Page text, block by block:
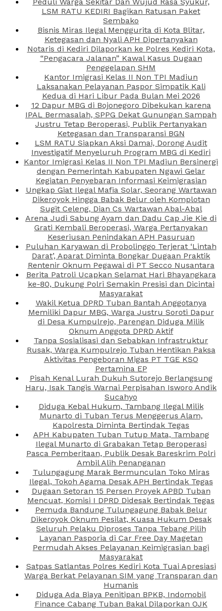
LSM RATU KEDIRI Bagikan Ratusan Paket
Sembako
Bisnis Miras Ilegal Menggurita di Kota Blitar,
Ketegasan dan Nyali APH Dipertanyakan
Notaris di Kediri Dilaporkan ke Polres Kediri Kota,
“Pengacara Jalanan” Kawal Kasus Dugaan
Penggelapan SHM
Kantor Imigrasi Kelas II Non TPI Madiun
Laksanakan Pelayanan Paspor Simpatik Kali
Kedua di Hari Libur Pada Bulan Mei 2026
12 Dapur MBG di Bojonegoro Dibekukan karena
IPAL Bermasalah, SPPG Dekat Gunungan Sampah
Justru Tetap Beroperasi, Publik Pertanyakan
Ketegasan dan Transparansi BGN
LSM RATU Siapkan Aksi Damai, Dorong Audit
Investigatif Menyeluruh Program MBG di Kediri
Kantor Imigrasi Kelas II Non TPI Madiun Bersinergi
dengan Pemerintah Kabupaten Ngawi Gelar
Kegiatan Penyebaran Informasi Keimigrasian
Ungkap Giat Ilegal Mafia Solar, Seorang Wartawan
Dikeroyok Hingga Babak Belur oleh Komplotan
Sugit Celeng, Dian Cs Wartawan Abal-Abal
Arena Judi Sabung Ayam dan Dadu Cap Jie Kie di
Grati Kembali Beroperasi, Warga Pertanyakan
Keseriusan Penindakan APH Pasuruan
Puluhan Karyawan di Probolinggo Terjerat ‘Lintah
Darat’, Aparat Diminta Bongkar Dugaan Praktik
Rentenir Oknum Pegawai di PT Secco Nusantara
Berita Patroli Ucapkan Selamat Hari Bhayangkara
ke-80, Dukung Polri Semakin Presisi dan Dicintai
Masyarakat
Wakil Ketua DPRD Tuban Bantah Anggotanya
Memiliki Dapur MBG, Warga Justru Soroti Dapur
di Desa Kumpulrejo, Parengan Diduga Milik
Oknum Anggota DPRD Aktif
Tanpa Sosialisasi dan Sebabkan Infrastruktur
Rusak, Warga Kumpulrejo Tuban Hentikan Paksa
Aktivitas Pengeboran Migas PT TGE KSO
Pertamina EP
Pisah Kenal Lurah Dukuh Sutorejo Berlangsung
Haru, Isak Tangis Warnai Perpisahan Isworo Andik
Sucahyo
Diduga Kebal Hukum, Tambang Ilegal Milik
Munarto di Tuban Terus Menggerus Alam,
Kapolresta Diminta Bertindak Tegas
APH Kabupaten Tuban Tutup Mata, Tambang
Ilegal Munarto di Grabakan Tetap Beroperasi
Pasca Pemberitaan, Publik Desak Bareskrim Polri
Ambil Alih Penanganan
Tulungagung Marak Bermunculan Toko Miras
Ilegal, Tokoh Agama Desak APH Bertindak Tegas
Dugaan Setoran 15 Persen Proyek APBD Tuban
Mencuat, Komisi I DPRD Didesak Bertindak Tegas
Pemuda Bandung Tulungagung Babak Belur
Dikeroyok Oknum Pesilat, Kuasa Hukum Desak
Seluruh Pelaku Diproses Tanpa Tebang Pilih
Layanan Pasporia di Car Free Day Magetan
Permudah Akses Pelayanan Keimigrasian bagi
Masyarakat
Satpas Satlantas Polres Kediri Kota Tuai Apresiasi
Warga Berkat Pelayanan SIM yang Transparan dan
Humanis
Diduga Ada Biaya Penitipan BPKB, Indomobil
Finance Cabang Tuban Bakal Dilaporkan OJK